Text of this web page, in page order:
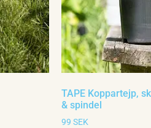
TAPE Koppartejp,
& spindel
99 SEK